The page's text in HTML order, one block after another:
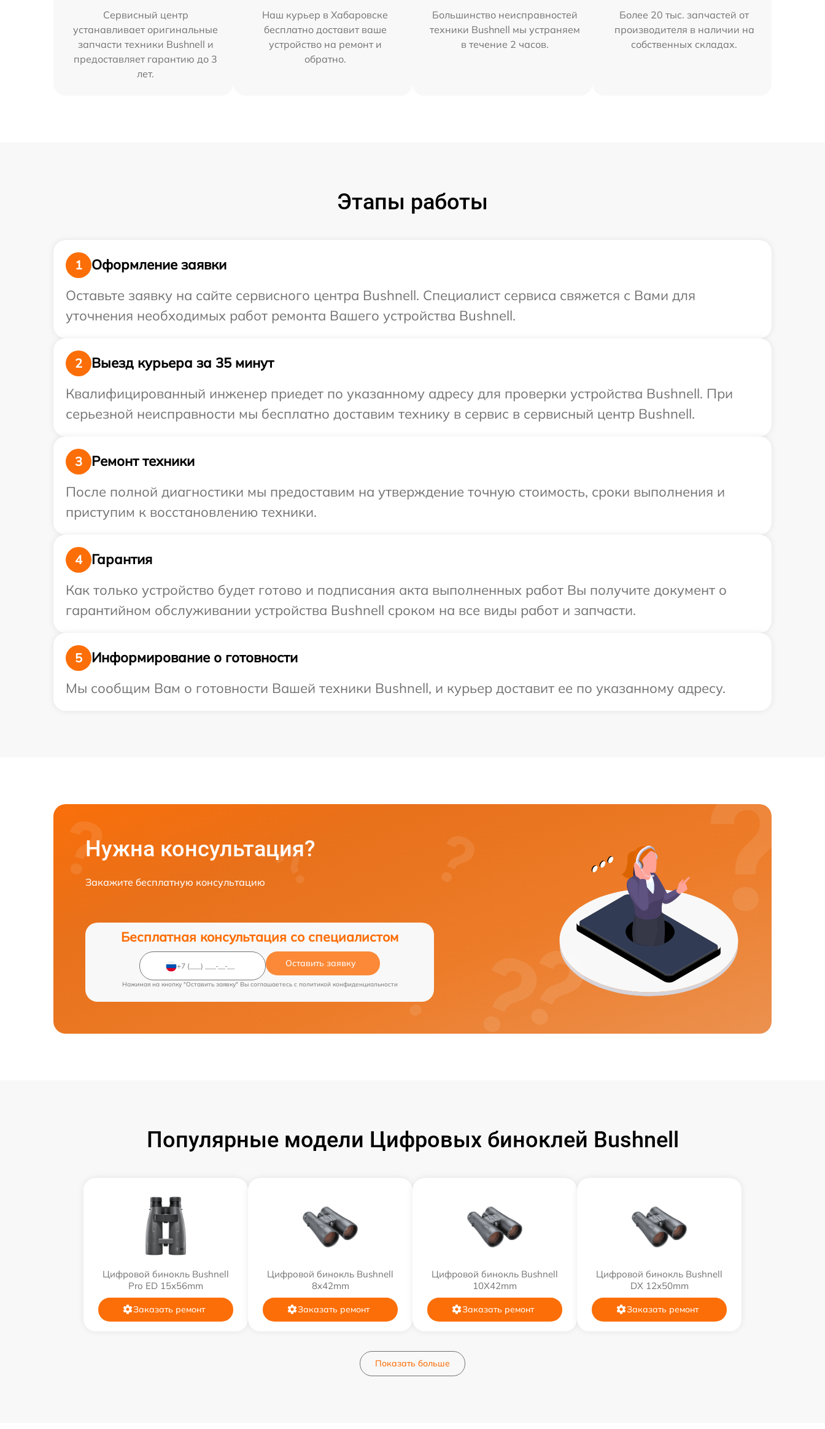
Сервисный центр
устанавливает оригинальные
запчасти техники Bushnell и
предоставляет гарантию до 3
лет.
Наш курьер в Хабаровске
бесплатно доставит ваше
устройство на ремонт и
обратно.
Большинство неисправностей
техники Bushnell мы устраняем
в течение 2 часов.
Более 20 тыс. запчастей от
производителя в наличии на
собственных складах.
Этапы работы
1
Оформление заявки
Оставьте заявку на сайте сервисного центра Bushnell. Специалист сервиса свяжется с Вами для
уточнения необходимых работ ремонта Вашего устройства Bushnell.
2
Выезд курьера за 35 минут
Квалифицированный инженер приедет по указанному адресу для проверки устройства Bushnell. При
серьезной неисправности мы бесплатно доставим технику в сервис в сервисный центр Bushnell.
3
Ремонт техники
После полной диагностики мы предоставим на утверждение точную стоимость, сроки выполнения и
приступим к восстановлению техники.
4
Гарантия
Как только устройство будет готово и подписания акта выполненных работ Вы получите документ о
гарантийном обслуживании устройства Bushnell сроком на все виды работ и запчасти.
5
Информирование о готовности
Мы сообщим Вам о готовности Вашей техники Bushnell, и курьер доставит ее по указанному адресу.
Нужна консультация?
Закажите бесплатную консультацию
Бесплатная консультация со специалистом
Оставить заявку
Нажимая на кнопку "Оставить заявку" Вы соглашаетесь c политикой конфиденциальности
Популярные модели Цифровых биноклей Bushnell
Цифровой бинокль Bushnell
Pro ED 15x56mm
Заказать ремонт
Цифровой бинокль Bushnell
8x42mm
Заказать ремонт
Цифровой бинокль Bushnell
10X42mm
Заказать ремонт
Цифровой бинокль Bushnell
DX 12x50mm
Заказать ремонт
Показать больше